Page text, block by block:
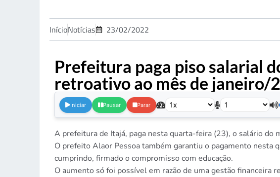
InícioNotícias 23/02/2022
Prefeitura paga piso salarial
retroativo ao mês de janeiro/
Iniciar Pausar Parar
A prefeitura de Itajá, paga nesta quarta-feira (23), o salário
O prefeito Alaor Pessoa também garantiu o pagamento
cumprindo, firmado o compromisso com educação.
O aumento só foi possível em razão de uma gestão